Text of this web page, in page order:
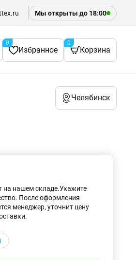
Мы открыты до 18:00
Избранное
0
Корзина
0
Челябинск
на нашем складе.Укажите
После оформления
менеджер, уточнит цену